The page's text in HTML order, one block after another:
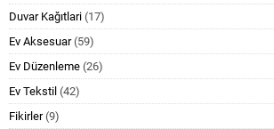
Duvar Kağıtlari (17)
Ev Aksesuar(59)
Ev Düzenleme (26)
Ev Tekstil (42)
Fikirler(9)